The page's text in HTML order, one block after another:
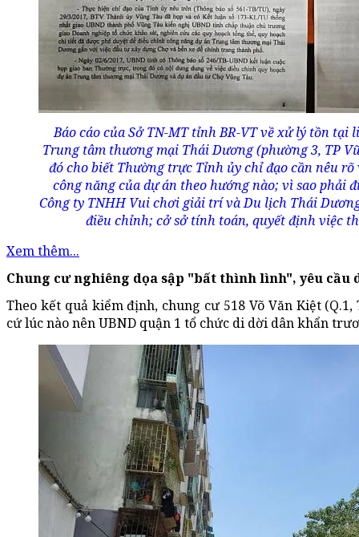
Báo cáo của Sở TN-MT tỉnh BR-VT về xử lý tồn
Trung tâm thương mại Thái Dương (phường 3, TP
đó cho biết Thường trực Tỉnh ủy chỉ đạo cần nêu
công năng của dự án theo hướng nào; vì sao phải
Công ty TNHH Vui chơi giải trí và Du lịch Thái
điều chỉnh; cở sở tính toán, quyết định việc
Xem thêm...
Chung cư nghiêng dọa sập "bất thình lình", yêu cầu
Theo kết quả kiểm định, chung cư 518 Võ Văn Kiệt
cứ lúc nào nên UBND quận 1 tổ chức di dời dân khẩn